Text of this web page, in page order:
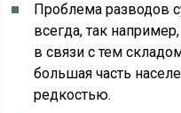
Проблема разводов
всегда, так например,
в связи с тем
большая часть
редкостью.